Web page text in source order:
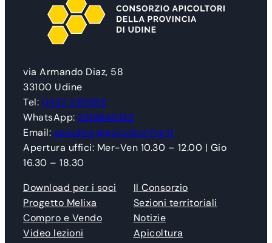
via Armando Diaz, 58
33100 Udine
Tel: 0432 295985
WhatsApp: 3319845153
Email: apiudine@apicoltorifvg.it
Apertura uffici: Mer-Ven 10.30 – 12.00 | Gio
16.30 – 18.30
Download per i soci
Progetto Melixa
Compro e Vendo
Video lezioni
Il Consorzio
Sezioni territoriali
Notizie
Apicoltura